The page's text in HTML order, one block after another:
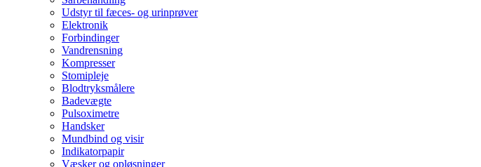
Udstyr til fæces- og urinprøver
Elektronik
Forbindinger
Vandrensning
Kompresser
Stomipleje
Blodtryksmålere
Badevægte
Pulsoximetre
Handsker
Mundbind og visir
Indikatorpapir
Væsker og opløsninger